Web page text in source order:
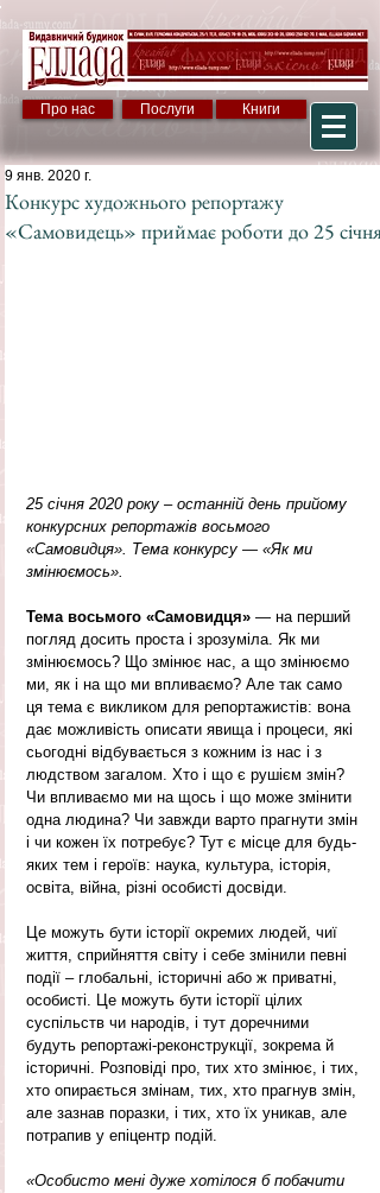
Про нас Послуги Книги
Конкурс художнього репортажу
«Самовидець» приймає роботи до 25 січня
9 янв. 2020 г.
25 січня 2020 року – останній день прийому
конкурсних репортажів восьмого
«Самовидця». Тема конкурсу — «Як ми
змінюємось».
Тема восьмого «Самовидця» — на перший
погляд досить проста і зрозуміла. Як ми
змінюємось? Що змінює нас, а що змінюємо
ми, як і на що ми впливаємо? Але так само
ця тема є викликом для репортажистів: вона
дає можливість описати явища і процеси, які
сьогодні відбувається з кожним із нас і з
людством загалом. Хто і що є рушієм змін?
Чи впливаємо ми на щось і що може змінити
одна людина? Чи завжди варто прагнути змін
і чи кожен їх потребує? Тут є місце для будь-
яких тем і героїв: наука, культура, історія,
освіта, війна, різні особисті досвіди.
Це можуть бути історії окремих людей, чиї
життя, сприйняття світу і себе змінили певні
події – глобальні, історичні або ж приватні,
особисті. Це можуть бути історії цілих
суспільств чи народів, і тут доречними
будуть репортажі-реконструкції, зокрема й
історичні. Розповіді про, тих хто змінює, і тих,
хто опирається змінам, тих, хто прагнув змін,
але зазнав поразки, і тих, хто їх уникав, але
потрапив у епіцентр подій.
«Особисто мені дуже хотілося б побачити